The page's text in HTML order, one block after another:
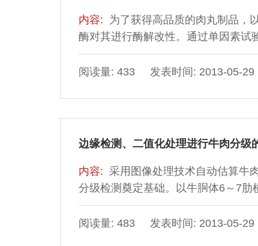
内容: 为了获得高品质的肉丸制品，
酶对其进行酶解改性。通过单因素试
肉丸品质
阅读量: 433 发表时间: 2013-05-29
边缘检测、二值化处理进行牛肉分级
内容: 采用图像处理技术自动估算牛
分级检测奠定基础。以牛胴体6～7
等，运用VisualC++6.0编程语言，对
匀度、眼肌圆度、肌肉和脂肪色度值
阅读量: 483 发表时间: 2013-05-29